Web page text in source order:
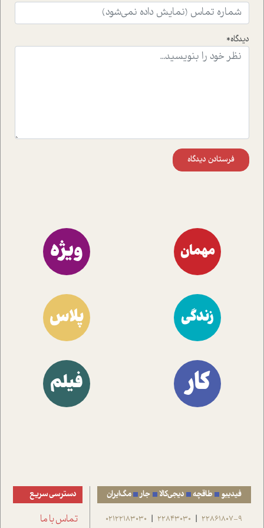
واقعی در ارتباط با اختلال شخصیت اسکزوئید و مشکلات و نیز
راهکارهای حل آن قرار می دهد که در اتاق درمان اتفاق افتاده
موثرترین راهکارهای استفاده از هوش مصنوعی در حوزه های
دیدگاه*
فرستادن دیدگاه
مهمان ویژه
زندگی پلاس
کار فیلم
فیدیبو طاقچه دیجی‌کالا جار مگ‌ایران
22861807-9
|
22843030
|
02122183030
دسترسی سریع
تماس با ما